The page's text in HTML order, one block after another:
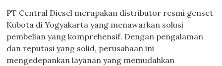
PT Central Diesel merupakan distributor resmi genset
Kubota di Yogyakarta yang menawarkan solusi
pembelian yang komprehensif. Dengan pengalaman
dan reputasi yang solid, perusahaan ini
mengedepankan layanan yang memudahkan